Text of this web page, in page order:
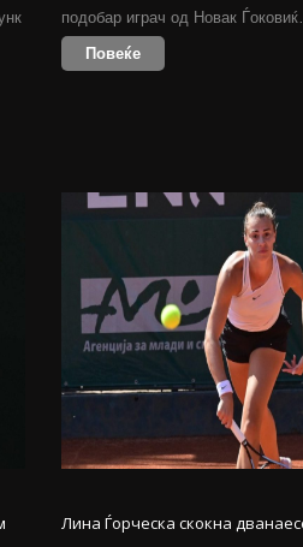
подобар играч од Новак
Повеќе
Лина Ѓорческа скокна